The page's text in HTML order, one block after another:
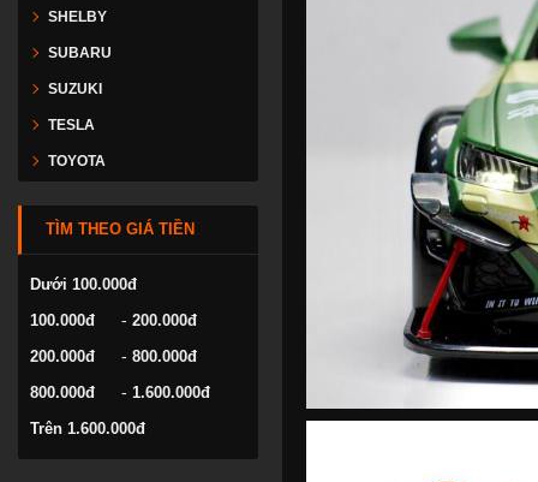
SHELBY
SUBARU
SUZUKI
TESLA
TOYOTA
VOLKSWAGEN
TÌM THEO GIÁ TIỀN
Dưới 100.000đ
100.000đ
- 200.000đ
200.000đ
- 800.000đ
800.000đ
- 1.600.000đ
Trên 1.600.000đ